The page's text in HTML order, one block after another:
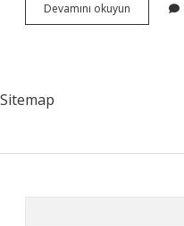
Devamını okuyun
Hesabına
Sitemap